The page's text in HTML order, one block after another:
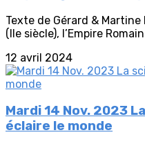
Texte de Gérard & Martine
(IIe siècle), l’Empire
12 avril 2024
Mardi 14 Nov. 2023
éclaire le monde